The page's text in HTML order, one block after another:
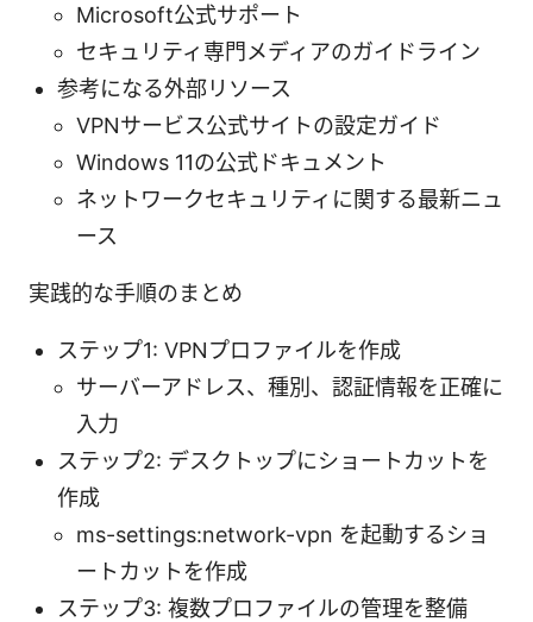
Microsoft公式サポート
セキュリティ専門メディアのガイドライン
参考になる外部リソース
VPNサービス公式サイトの設定ガイド
Windows 11の公式ドキュメント
ネットワークセキュリティに関する最新ニュ
ース
実践的な手順のまとめ
ステップ1: VPNプロファイルを作成
サーバーアドレス、種別、認証情報を正確に
入力
ステップ2: デスクトップにショートカットを
作成
ms-settings:network-vpn を起動するショ
ートカットを作成
ステップ3: 複数プロファイルの管理を整備